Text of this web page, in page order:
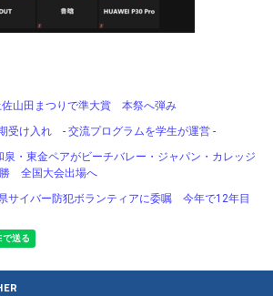
佐山田まつりで準大賞 本祭へ弾み
受け入れ - 交流プログラムを学生が運営 -
泉・東金ペアがビーチバレー・ジャパン・カレッジ
全国大会出場へ
サイバー防犯ボランティアに委嘱 今年で12年目